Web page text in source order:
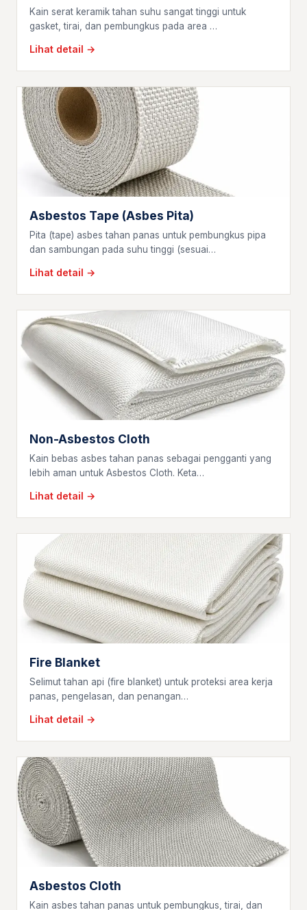
Kain serat keramik tahan suhu sangat tinggi untuk
gasket, tirai, dan pembungkus pada area …
Lihat detail →
Asbestos Tape (Asbes Pita)
Pita (tape) asbes tahan panas untuk pembungkus pipa
dan sambungan pada suhu tinggi (sesuai…
Lihat detail →
Non-Asbestos Cloth
Kain bebas asbes tahan panas sebagai pengganti yang
lebih aman untuk Asbestos Cloth. Keta…
Lihat detail →
Fire Blanket
Selimut tahan api (fire blanket) untuk proteksi area kerja
panas, pengelasan, dan penangan…
Lihat detail →
Asbestos Cloth
Kain asbes tahan panas untuk pembungkus, tirai, dan